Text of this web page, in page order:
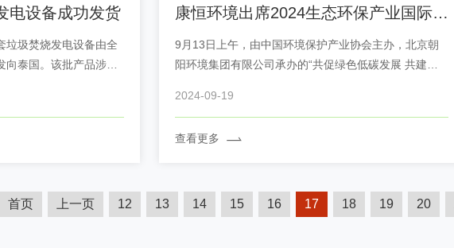
电设备成功发货
垃圾焚烧发电设备由全
泰国。该批产品涉及
康恒环境出席2024生态环保产业国际合
作交流会
9月13日上午，由中国环境保护产业协会主办，北京朝
阳环境集团有限公司承办的“共促绿色低碳发展 共建清
斯、...
2024-09-19
查看更多
首页 上一页 12 13 14 15 16 17 18 19 20